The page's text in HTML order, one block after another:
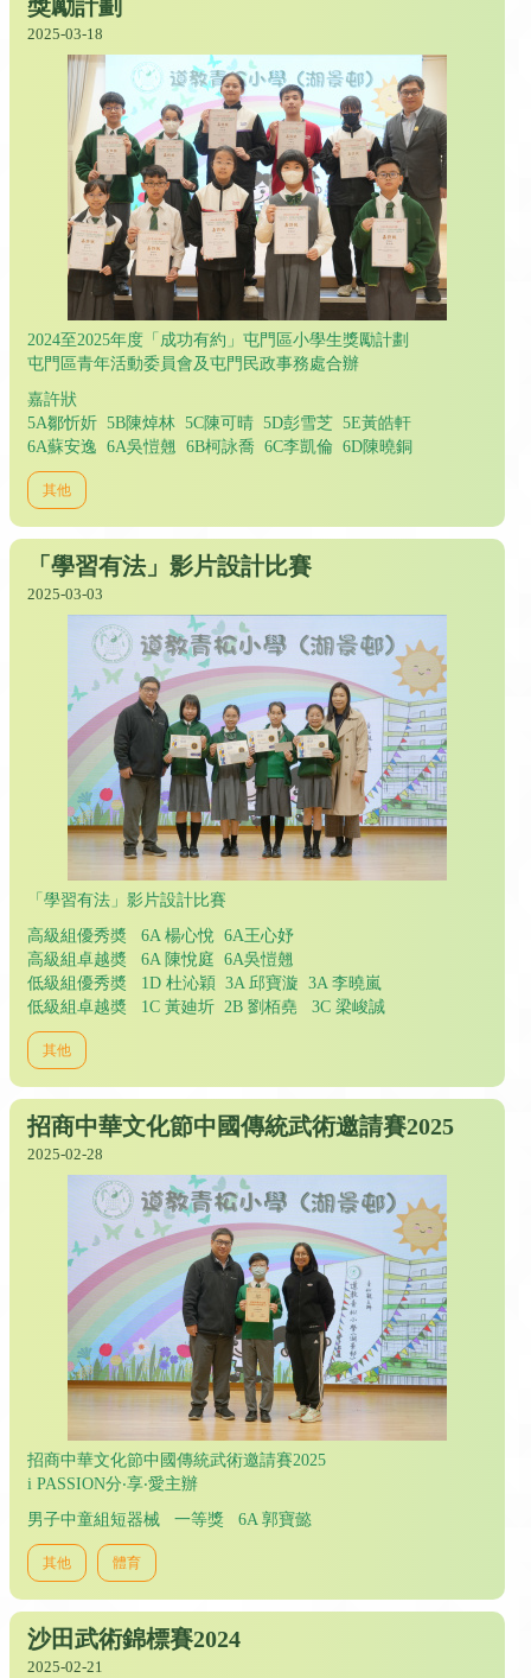
獎勵計劃
2025-03-18
2024至2025年度「成功有約」屯門區小學生獎勵計劃
屯門區青年活動委員會及屯門民政事務處合辦
嘉許狀
5A鄒忻妡 5B陳焯林 5C陳可晴 5D彭雪芝 5E黃皓軒
6A蘇安逸 6A吳愷翹 6B柯詠喬 6C李凱倫 6D陳曉銅
其他
「學習有法」影片設計比賽
2025-03-03
「學習有法」影片設計比賽
高級組優秀奬 6A 楊心悅 6A王心妤
高級組卓越奬 6A 陳悅庭 6A吳愷翹
低級組優秀奬 1D 杜沁穎 3A 邱寶漩 3A 李曉嵐
低級組卓越奬 1C 黃廸圻 2B 劉栢堯 3C 梁峻誠
其他
招商中華文化節中國傳統武術邀請賽2025
2025-02-28
招商中華文化節中國傳統武術邀請賽2025
i PASSION分‧享‧愛主辦
男子中童組短器械 一等獎 6A 郭寶懿
其他 體育
沙田武術錦標賽2024
2025-02-21